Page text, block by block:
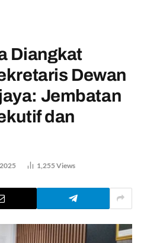
Diangkat
Dewan
Jembatan
dan
1,255 Views